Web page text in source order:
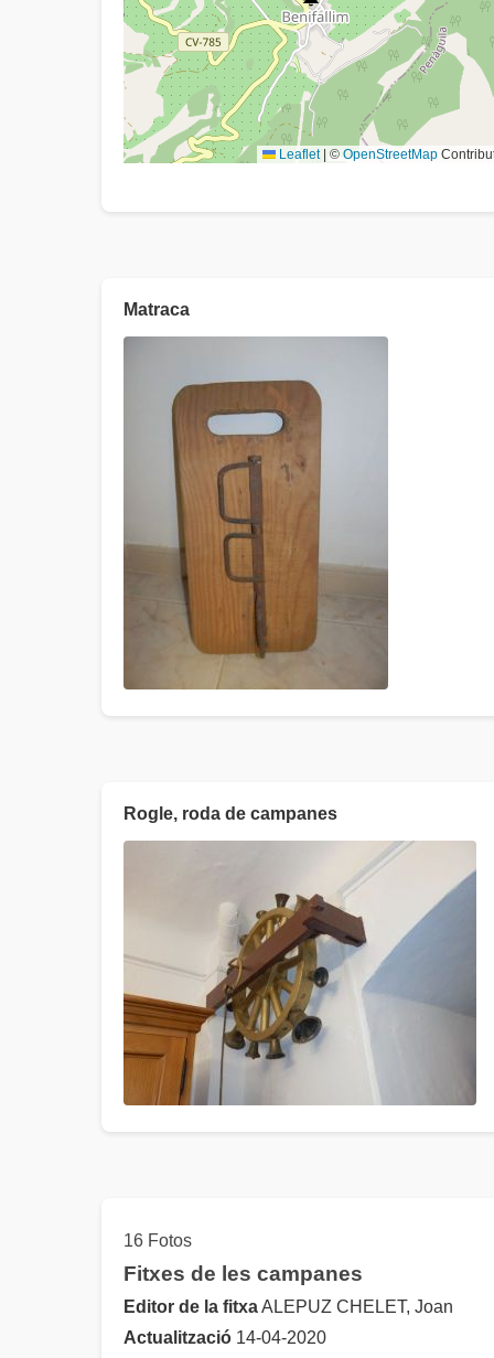
Leaflet © OpenStreetMap
Matraca
Rogle, roda de campanes
16 Fotos
Fitxes de les campanes
Editor de la fitxaALEPUZ CHELET, Joan
Actualització 14-04-2020